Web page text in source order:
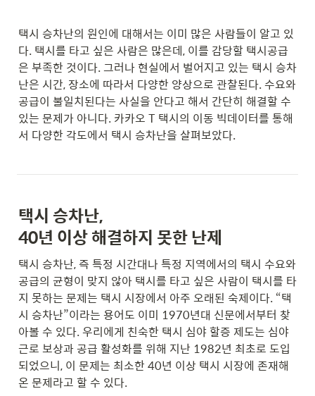
택시 승차난의 원인에 대해서는 이미 많은 사람들이 알고 있
다. 택시를 타고 싶은 사람은 많은데, 이를 감당할 택시공급
은 부족한 것이다. 그러나 현실에서 벌어지고 있는 택시 승차
난은 시간, 장소에 따라서 다양한 양상으로 관찰된다. 수요와
공급이 불일치된다는 사실을 안다고 해서 간단히 해결할 수
있는 문제가 아니다. 카카오 T 택시의 이동 빅데이터를 통해
서 다양한 각도에서 택시 승차난을 살펴보았다.
택시 승차난,
40년 이상 해결하지 못한 난제
택시 승차난, 즉 특정 시간대나 특정 지역에서의 택시 수요와
공급의 균형이 맞지 않아 택시를 타고 싶은 사람이 택시를 타
지 못하는 문제는 택시 시장에서 아주 오래된 숙제이다. “택
시 승차난”이라는 용어도 이미 1970년대 신문에서부터 찾
아볼 수 있다. 우리에게 친숙한 택시 심야 할증 제도는 심야
근로 보상과 공급 활성화를 위해 지난 1982년 최초로 도입
되었으니, 이 문제는 최소한 40년 이상 택시 시장에 존재해
온 문제라고 할 수 있다.